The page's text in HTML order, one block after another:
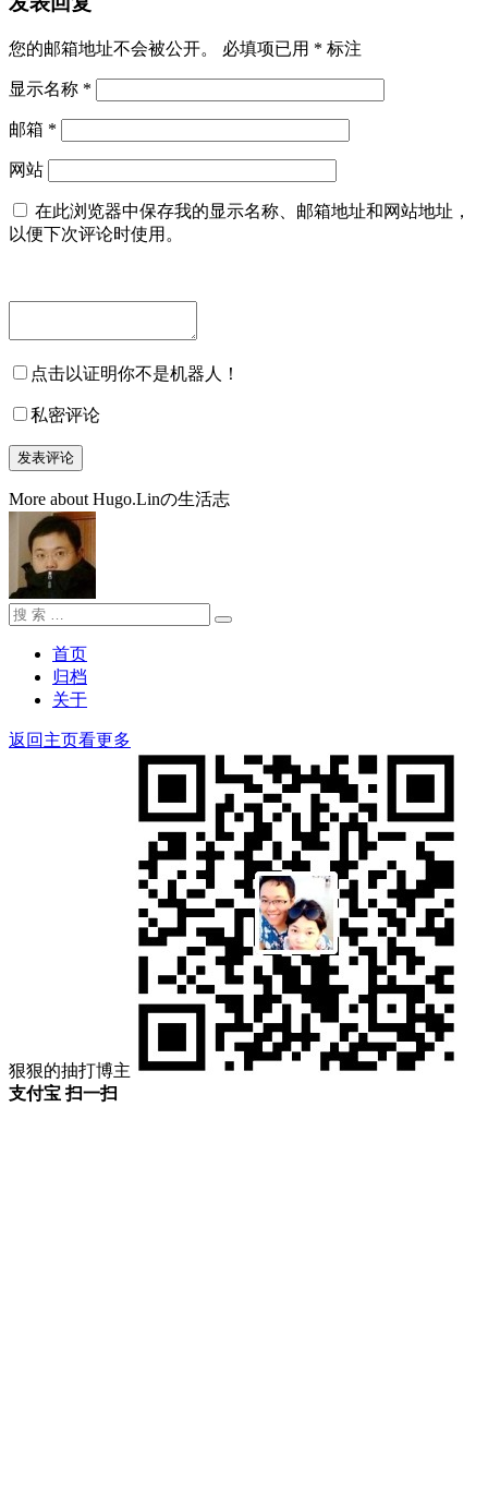
您的邮箱地址不会被公开。 必填项已用 * 标注
显示名称 *
邮箱 *
网站
在此浏览器中保存我的显示名称、邮箱地址和网站地址，
以便下次评论时使用。
点击以证明你不是机器人！
私密评论
More about Hugo.Linの生活志
搜
搜
首页
归档
关于
返回主页看更多
狠狠的抽打博主
支付宝 扫一扫